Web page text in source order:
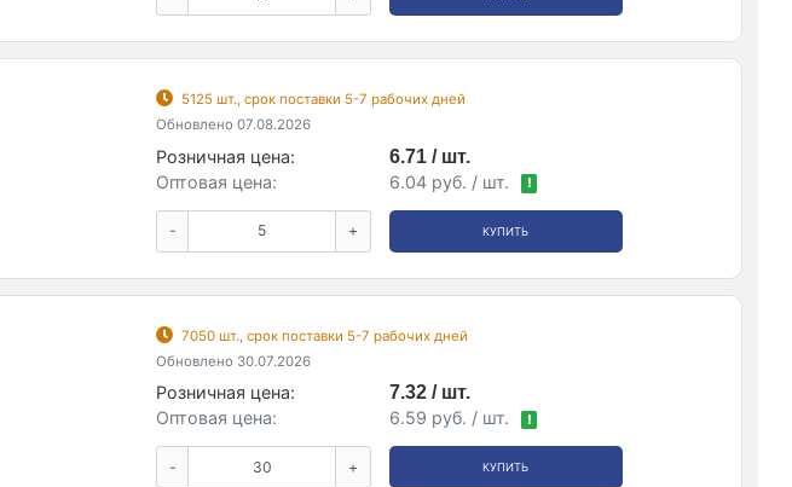
5125 шт., срок поставки 5-7 рабочих дней
Обновлено 07.08.2026
Розничная цена:
6.71 / шт.
Оптовая цена:
6.04 руб. / шт. !
- + КУПИТЬ
7050 шт., срок поставки 5-7 рабочих дней
Обновлено 30.07.2026
Розничная цена:
7.32 / шт.
Оптовая цена:
6.59 руб. / шт. !
- + КУПИТЬ